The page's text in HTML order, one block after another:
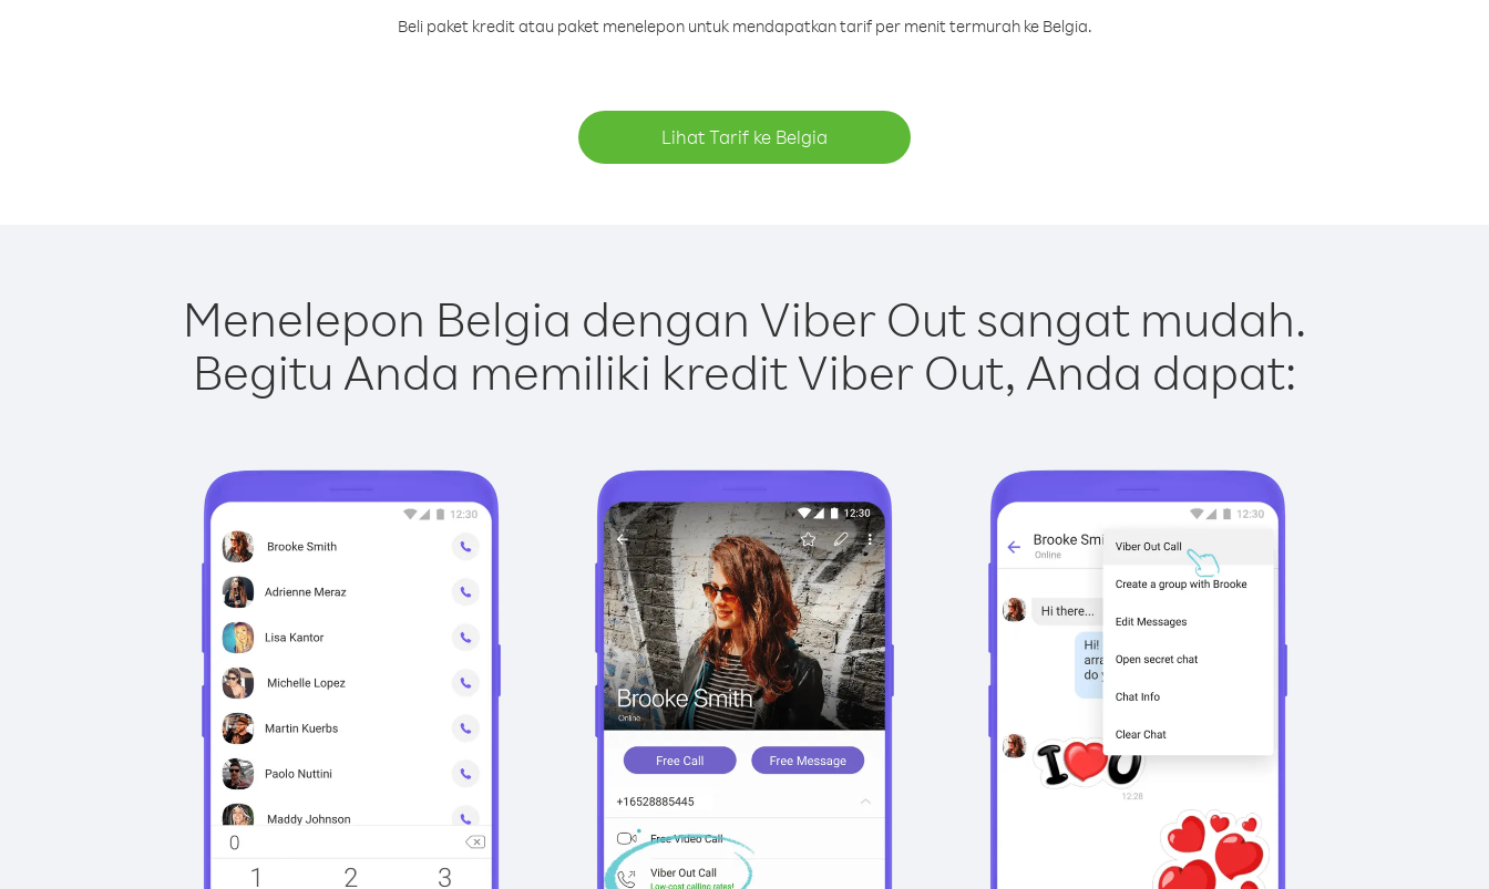
Beli paket kredit atau paket menelepon untuk mendapatkan tarif per menit termurah ke Belgia.
Lihat Tarif ke Belgia
Menelepon Belgia dengan Viber Out sangat mudah.
Begitu Anda memiliki kredit Viber Out, Anda dapat: